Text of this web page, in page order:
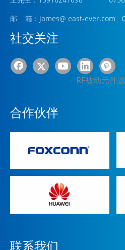
邮 箱：james@ east-ever.com
社交关注
RF被动元件
合作伙伴
联系我们